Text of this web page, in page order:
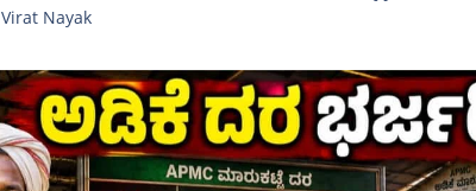
Virat Nayak